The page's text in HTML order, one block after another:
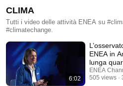
CLIMA
Tutti i video delle attività ENEA su
#climatechange.
6:02
ENEA in
lunga
ENEA
505 views